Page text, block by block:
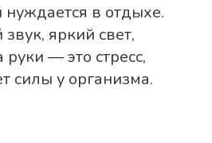
в отдыхе.
яркий свет,
— это стресс,
силы у организма.